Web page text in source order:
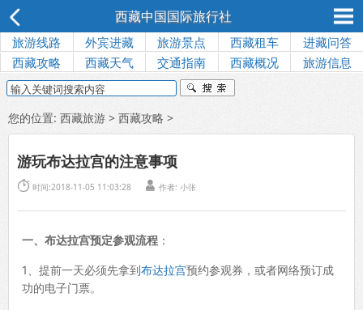
西藏中国国际旅行社
旅游线路 外宾进藏 旅游景点 西藏租车
进藏问答
西藏攻略
西藏天气 交通指南 西藏概况 旅游信息
您的位置: 西藏旅游 > 西藏攻略 >
游玩布达拉宫的注意事项
 时间:2018-11-05 11:03:28  作者: 小张
一、布达拉宫预定参观流程 ：
1、提前一天必须先拿到布达拉宫预约参观券，或者网络预订成
功的电子门票。